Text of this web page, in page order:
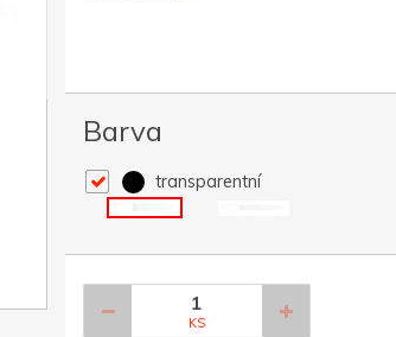
Barva
transparentní
KS